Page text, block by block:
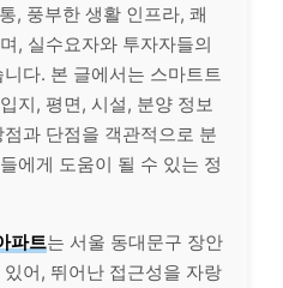
, 풍부한 생활 인프라, 쾌
, 실수요자와 투자자들의
다. 본 글에서는 스마트트
지, 평면, 시설, 분양 정보
과 단점을 객관적으로 분
에게 도움이 될 수 있는 정
파트는 서울 동대문구 장안
어, 뛰어난 접근성을 자랑